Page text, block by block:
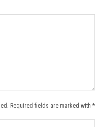
Required fields are marked with *